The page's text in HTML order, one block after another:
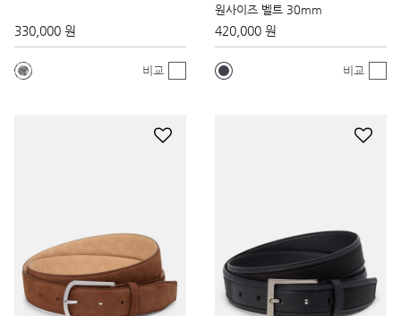
330,000 원
비교
원사이즈 벨트 30mm
420,000 원
비교